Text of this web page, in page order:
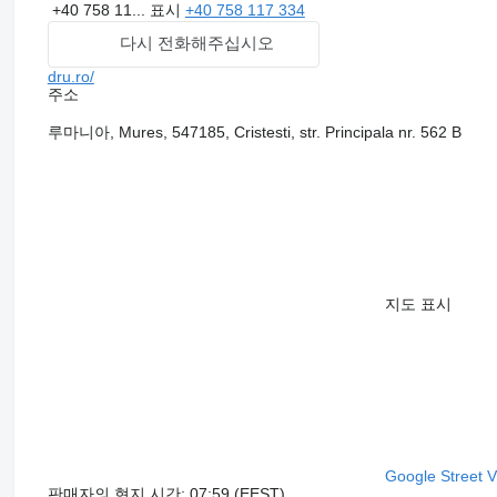
+40 758 11... 표시 +40 758 117 334
다시 전화해주십시오
dru.ro/
주소
루마니아, Mures, 547185, Cristesti, str. Principala nr. 562 B
지도 표시
Google Street